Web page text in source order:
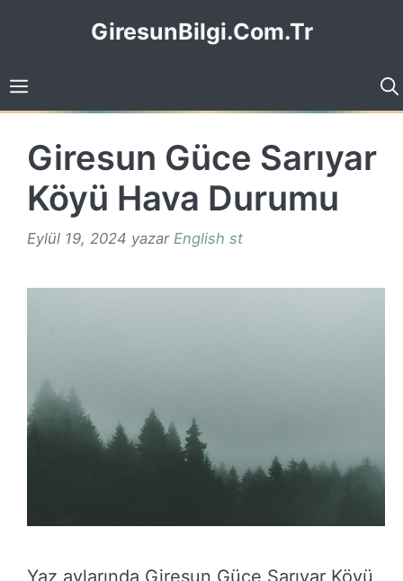
GiresunBilgi.Com.Tr
Giresun Güce Sarıyar
Köyü Hava Durumu
Eylül 19, 2024 yazar English st
Yaz aylarında Giresun Güce Sarıyar Köyü,